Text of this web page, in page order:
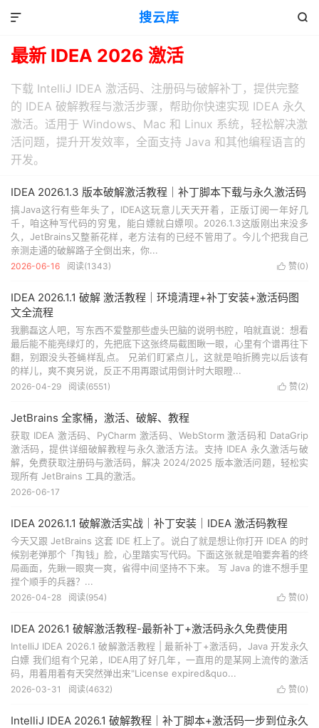
搜云库 

最新 IDEA 2026 激活
下载 IntelliJ IDEA 激活码、注册码与破解补丁，提供完整
的 IDEA 破解教程与激活步骤，帮助你快速实现 IDEA 永久
激活。适用于 Windows、Mac 和 Linux 系统，轻松解决激
活问题，提升开发效率，全面支持 Java 和其他编程语言的
开发。
IDEA 2026.1.3 版本破解激活教程｜补丁脚本下载与永久激活码
搞Java这行有些年头了，IDEA这玩意儿天天开着，正版订阅一年好几
千，咱这种写代码的穷鬼，能白嫖就白嫖呗。2026.1.3这版刚出来没多
久，JetBrains又整新花样，老方法有的已经不管用了。今儿个把我自己
亲测走通的破解路子全倒出来，你...
 赞(0)
2026-06-16 阅读(1343)
IDEA 2026.1.1 破解 激活教程｜环境清理+补丁安装+激活码图
文全流程
我鹏磊这人吧，写东西不爱整那些虚头巴脑的说明书腔，咱就直说：想看
最后能不能亮绿灯的，先把底下这张终局截图瞅一眼，心里有个谱再往下
翻，别跟没头苍蝇样乱点。 兄弟们盯紧点儿，这就是咱折腾完以后该有
的样儿，爽不爽另说，反正不用再跟试用倒计时大眼瞪...
 赞(2)
2026-04-29 阅读(6551 )
JetBrains 全家桶，激活、破解、教程
获取 IDEA 激活码、PyCharm 激活码、WebStorm 激活码和 DataGrip
激活码，提供详细破解教程与永久激活方法。支持 IDEA 永久激活与破
解，免费获取注册码与激活码，解决 2024/2025 版本激活问题，轻松实
现所有 JetBrains 工具的激活。
2026-06-17
IDEA 2026.1.1 破解激活实战｜补丁安装｜IDEA 激活码教程
今天又跟 JetBrains 这套 IDE 杠上了。说白了就是想让你打开 IDEA 的时
候别老弹那个「掏钱」脸，心里踏实写代码。下面这张就是咱要奔着的终
局画面，先瞅一眼爽一爽，省得中间坚持不下来。 写 Java 的谁不想手里
捏个顺手的兵器？...
 赞(0)
2026-04-28 阅读(954)
IDEA 2026.1 破解激活教程-最新补丁+激活码永久免费使用
IntelliJ IDEA 2026.1 破解激活教程 | 最新补丁+激活码，Java 开发永久
白嫖 我们组有个兄弟，IDEA用了好几年，一直用的是某网上流传的激活
码，用着用着有天突然弹出来"License expired&quo...
 赞(0)
2026-03-31 阅读(4632)
IntelliJ IDEA 2026.1 破解教程｜补丁脚本+激活码一步到位永久